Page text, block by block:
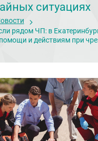
ситуациях
рядом ЧП: в
и действиям при